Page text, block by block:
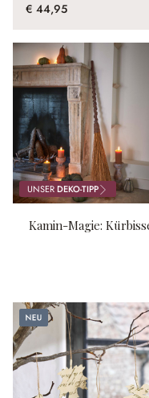
€ 44,95
UNSERDEKO-TIPP
Kamin-Magie:
Neu